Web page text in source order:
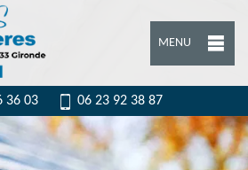
MENU
36 03 06 23 92 38 87